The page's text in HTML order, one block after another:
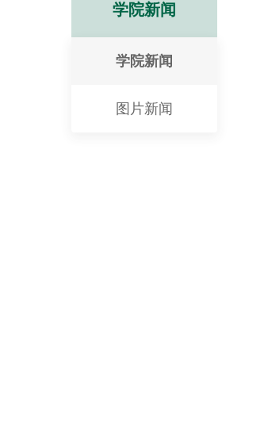
学院新闻
学院新闻
图片新闻